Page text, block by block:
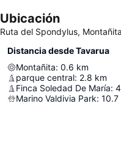
Ubicación
Ruta del Spondylus,
Distancia desde Tavarua
Montañita: 0.6 km
parque central: 2.8 km
Finca Soledad De María:
Marino Valdivia Park: 10.7